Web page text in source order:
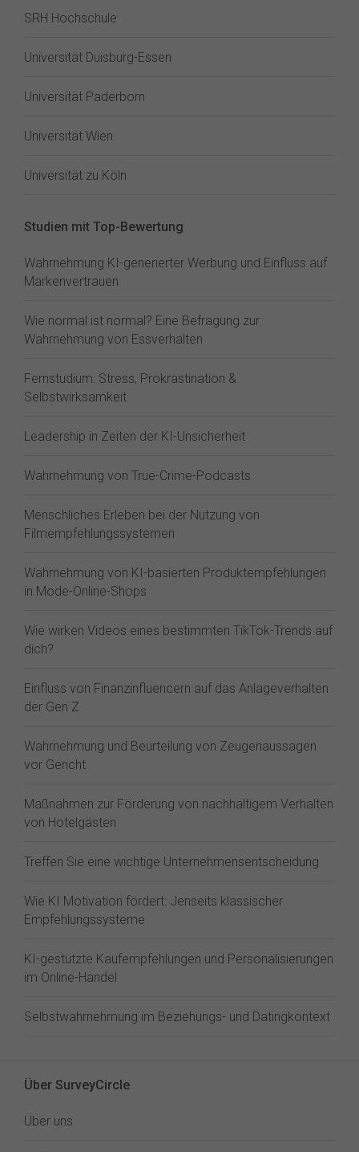
SRH Hochschule
Universität Duisburg-Essen
Universität Paderborn
Universität Wien
Universität zu Köln
Studien mit Top-Bewertung
Wahrnehmung KI-generierter Werbung und Einfluss auf
Markenvertrauen
Wie normal ist normal? Eine Befragung zur
Wahrnehmung von Essverhalten
Fernstudium: Stress, Prokrastination &
Selbstwirksamkeit
Leadership in Zeiten der KI-Unsicherheit
Wahrnehmung von True-Crime-Podcasts
Menschliches Erleben bei der Nutzung von
Filmempfehlungssystemen
Wahrnehmung von KI-basierten Produktempfehlungen
in Mode-Online-Shops
Wie wirken Videos eines bestimmten TikTok-Trends auf
dich?
Einfluss von Finanzinfluencern auf das Anlageverhalten
der Gen Z⁠
Wahrnehmung und Beurteilung von Zeugenaussagen
vor Gericht
Maßnahmen zur Förderung von nachhaltigem Verhalten
von Hotelgästen
Treffen Sie eine wichtige Unternehmensentscheidung
Wie KI Motivation fördert: Jenseits klassischer
Empfehlungssysteme
KI-gestützte Kaufempfehlungen und Personalisierungen
im Online-Handel
Selbstwahrnehmung im Beziehungs- und Datingkontext
Über SurveyCircle
Über uns